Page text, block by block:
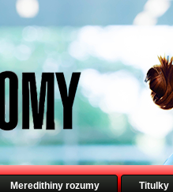
Meredithiny rozumy Titulky